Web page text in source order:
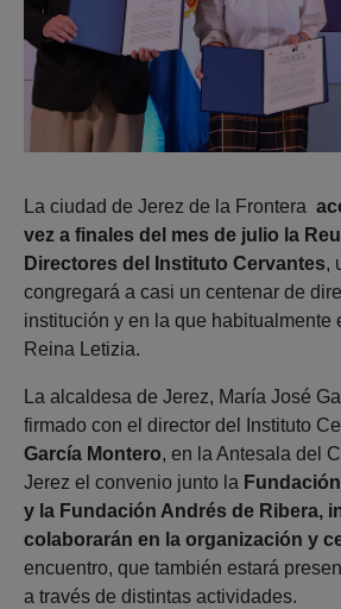
La ciudad de Jerez de la Frontera
vez a finales del mes de julio la
Directores del Instituto Cervantes,
congregará a casi un centenar de
institución y en la que habitualmente
Reina Letizia.
La alcaldesa de Jerez, María José
firmado con el director del Instituto
García Montero, en la Antesala del
Jerez el convenio junto la
y la Fundación Andrés de Ribera,
colaborarán en la organización y
encuentro, que también estará
a través de distintas actividades.